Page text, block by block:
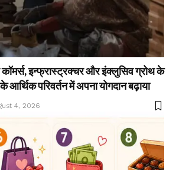
कॉमर्स, इन्फ्रास्ट्रक्चर और इंक्लुसिव ग्रोथ के
आर्थिक परिवर्तन में अपना योगदान बढ़ाया
4, 2026